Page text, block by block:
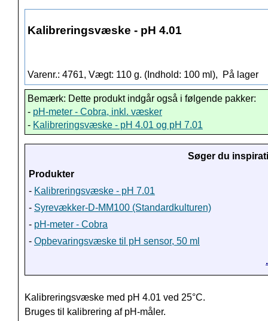
Kalibreringsvæske - pH 4.01
Varenr.: 4761, Vægt: 110 g. (Indhold: 100 ml), På lager
Bemærk: Dette produkt indgår også i følgende pakker:
- pH-meter - Cobra, inkl. væsker
- Kalibreringsvæske - pH 4.01 og pH 7.01
Søger du
Produkter
- Kalibreringsvæske - pH 7.01
- Syrevækker-D-MM100 (Standardkulturen)
- pH-meter - Cobra
- Opbevaringsvæske til pH sensor, 50 ml
Kalibreringsvæske med pH 4.01 ved 25°C.
Bruges til kalibrering af pH-måler.